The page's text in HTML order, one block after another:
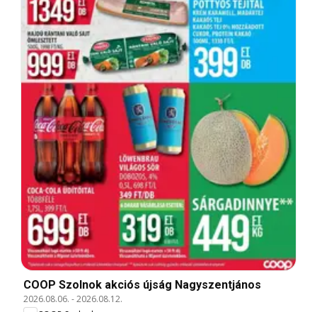
COOP Szolnok akciós újság Nagyszentjános
2026.08.06. -2026.08.12.